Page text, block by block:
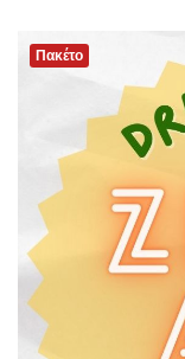
Πακέτο